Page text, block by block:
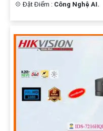
️💠 Đặt Điểm : Công Nghệ AI.